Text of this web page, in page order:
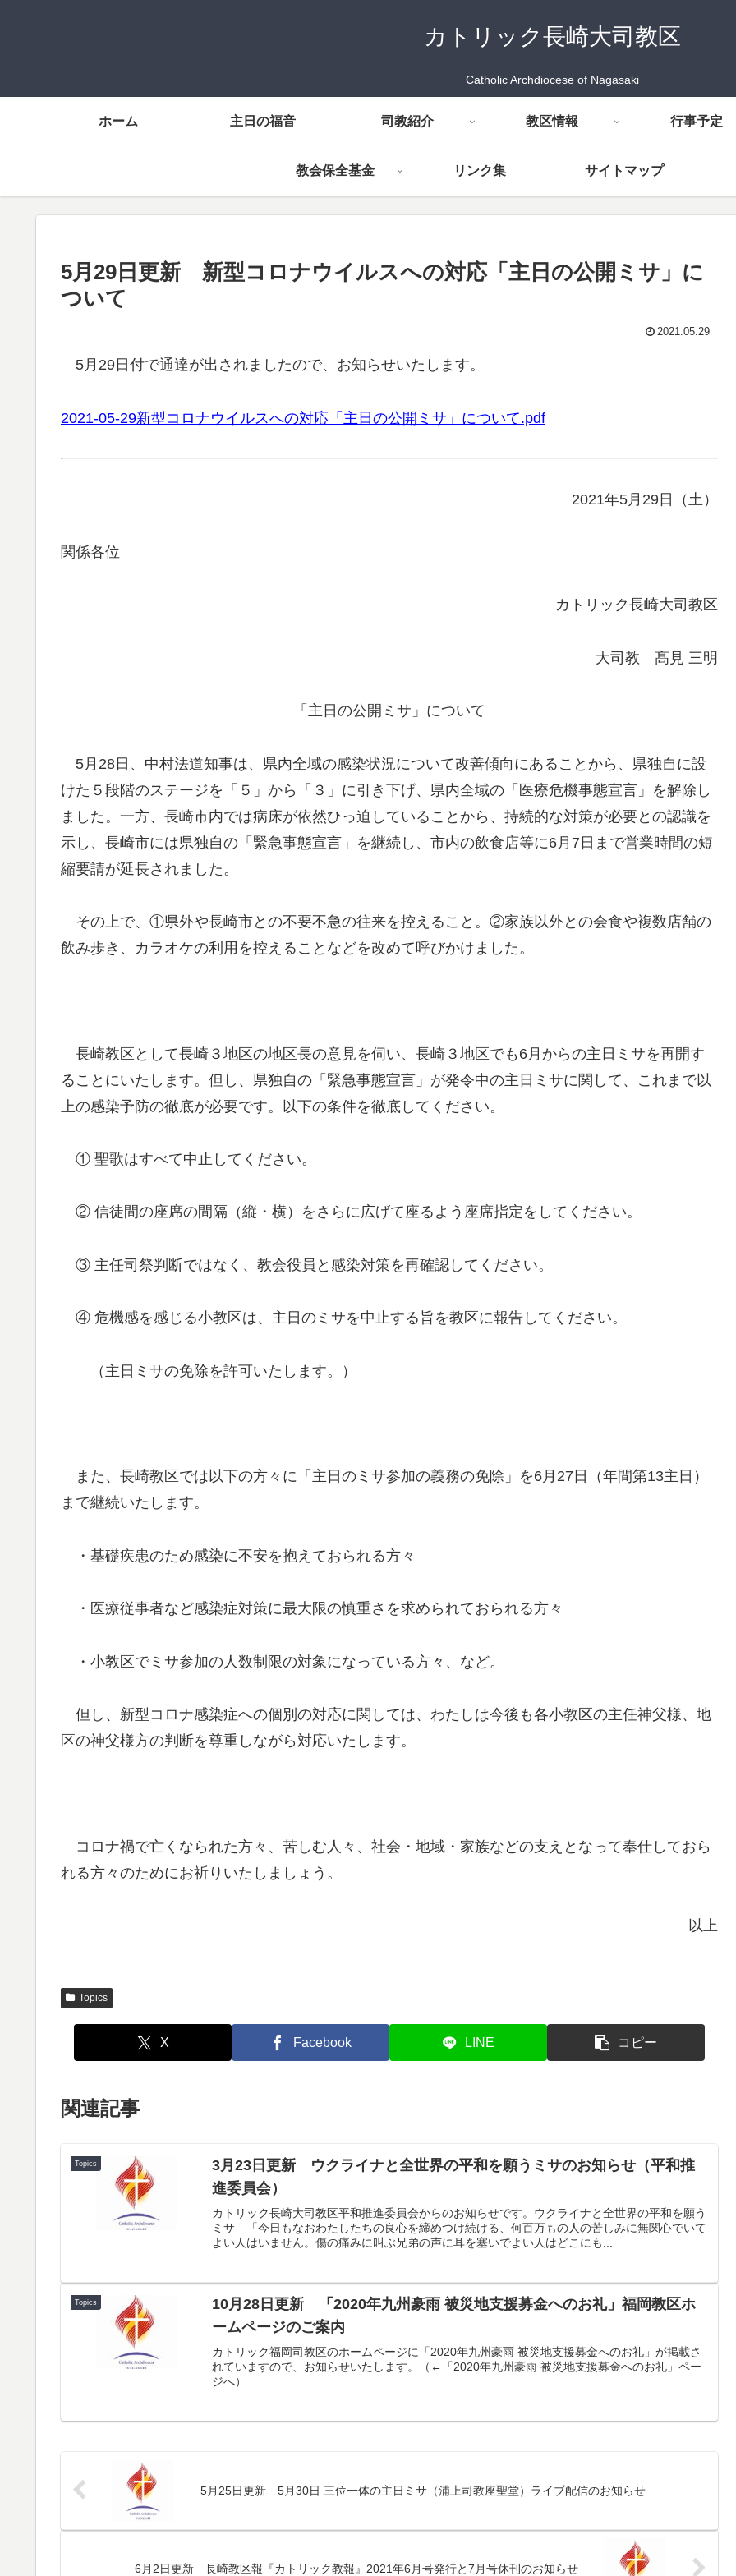
カトリック長崎大司教区
Catholic Archdiocese of Nagasaki
ホーム 主日の福音 司教紹介 教区情報 行事予定
教会保全基金 リンク集 サイトマップ
5月29日更新 新型コロナウイルスへの対応「主日の公開ミサ」に
ついて
2021.05.29
5月29日付で通達が出されましたので、お知らせいたします。
2021-05-29新型コロナウイルスへの対応「主日の公開ミサ」について.pdf
2021年5月29日（土）
関係各位
カトリック長崎大司教区
大司教 髙見 三明
「主日の公開ミサ」について
5月28日、中村法道知事は、県内全域の感染状況について改善傾向にあることから、県独自に設
けた５段階のステージを「５」から「３」に引き下げ、県内全域の「医療危機事態宣言」を解除し
ました。一方、長崎市内では病床が依然ひっ迫していることから、持続的な対策が必要との認識を
示し、長崎市には県独自の「緊急事態宣言」を継続し、市内の飲食店等に6月7日まで営業時間の短
縮要請が延長されました。
その上で、①県外や長崎市との不要不急の往来を控えること。②家族以外との会食や複数店舗の
飲み歩き、カラオケの利用を控えることなどを改めて呼びかけました。
長崎教区として長崎３地区の地区長の意見を伺い、長崎３地区でも6月からの主日ミサを再開す
ることにいたします。但し、県独自の「緊急事態宣言」が発令中の主日ミサに関して、これまで以
上の感染予防の徹底が必要です。以下の条件を徹底してください。
① 聖歌はすべて中止してください。
② 信徒間の座席の間隔（縦・横）をさらに広げて座るよう座席指定をしてください。
③ 主任司祭判断ではなく、教会役員と感染対策を再確認してください。
④ 危機感を感じる小教区は、主日のミサを中止する旨を教区に報告してください。
（主日ミサの免除を許可いたします。）
また、長崎教区では以下の方々に「主日のミサ参加の義務の免除」を6月27日（年間第13主日）
まで継続いたします。
・基礎疾患のため感染に不安を抱えておられる方々
・医療従事者など感染症対策に最大限の慎重さを求められておられる方々
・小教区でミサ参加の人数制限の対象になっている方々、など。
但し、新型コロナ感染症への個別の対応に関しては、わたしは今後も各小教区の主任神父様、地
区の神父様方の判断を尊重しながら対応いたします。
コロナ禍で亡くなられた方々、苦しむ人々、社会・地域・家族などの支えとなって奉仕しておら
れる方々のためにお祈りいたしましょう。
以上
Topics
X Facebook LINE コピー
関連記事
Topics
3月23日更新 ウクライナと全世界の平和を願うミサのお知らせ（平和推
進委員会）
カトリック長崎大司教区平和推進委員会からのお知らせです。ウクライナと全世界の平和を願う
ミサ 「今日もなおわたしたちの良心を締めつけ続ける、何百万もの人の苦しみに無関心でいて
よい人はいません。傷の痛みに叫ぶ兄弟の声に耳を塞いでよい人はどこにも...
Topics
10月28日更新 「2020年九州豪雨 被災地支援募金へのお礼」福岡教区ホ
ームページのご案内
カトリック福岡司教区のホームページに「2020年九州豪雨 被災地支援募金へのお礼」が掲載さ
れていますので、お知らせいたします。（←「2020年九州豪雨 被災地支援募金へのお礼」ペー
ジへ）
5月25日更新 5月30日 三位一体の主日ミサ（浦上司教座聖堂）ライブ配信のお知らせ
6月2日更新 長崎教区報『カトリック教報』2021年6月号発行と7月号休刊のお知らせ